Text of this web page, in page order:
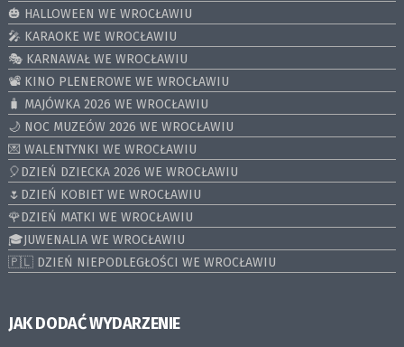
🎃 HALLOWEEN WE WROCŁAWIU
🎤 KARAOKE WE WROCŁAWIU
🎭 KARNAWAŁ WE WROCŁAWIU
📽️ KINO PLENEROWE WE WROCŁAWIU
🧳 MAJÓWKA 2026 WE WROCŁAWIU
🌙 NOC MUZEÓW 2026 WE WROCŁAWIU
💌 WALENTYNKI WE WROCŁAWIU
🎈DZIEŃ DZIECKA 2026 WE WROCŁAWIU
🌷DZIEŃ KOBIET WE WROCŁAWIU
🌹DZIEŃ MATKI WE WROCŁAWIU
🎓JUWENALIA WE WROCŁAWIU
🇵🇱 DZIEŃ NIEPODLEGŁOŚCI WE WROCŁAWIU
JAK DODAĆ WYDARZENIE